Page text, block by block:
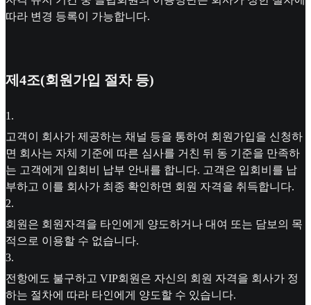
따라 변경 등록이 가능합니다.
제4조(회원가입 절차 등)
1 .
고객이 회사가 제공하는 채널 등을 통하여 회원가입을 신청하
면 회사는 자체 기준에 따른 심사를 거친 뒤 동 기준을 만족하
는 고객에게 입회비 납부 안내를 합니다. 고객은 입회비를 납
부하고 이를 회사가 최종 확인하면 회원 자격을 취득합니다.
2.
회원은 회원자격을 타인에게 양도하거나 대여 또는 담보의 목
적으로 이용할 수 없습니다.
3.
전항에도 불구하고 VIP회원은 자신의 회원 자격을 회사가 정
하는 절차에 따라 타인에게 양도할 수 있습니다.